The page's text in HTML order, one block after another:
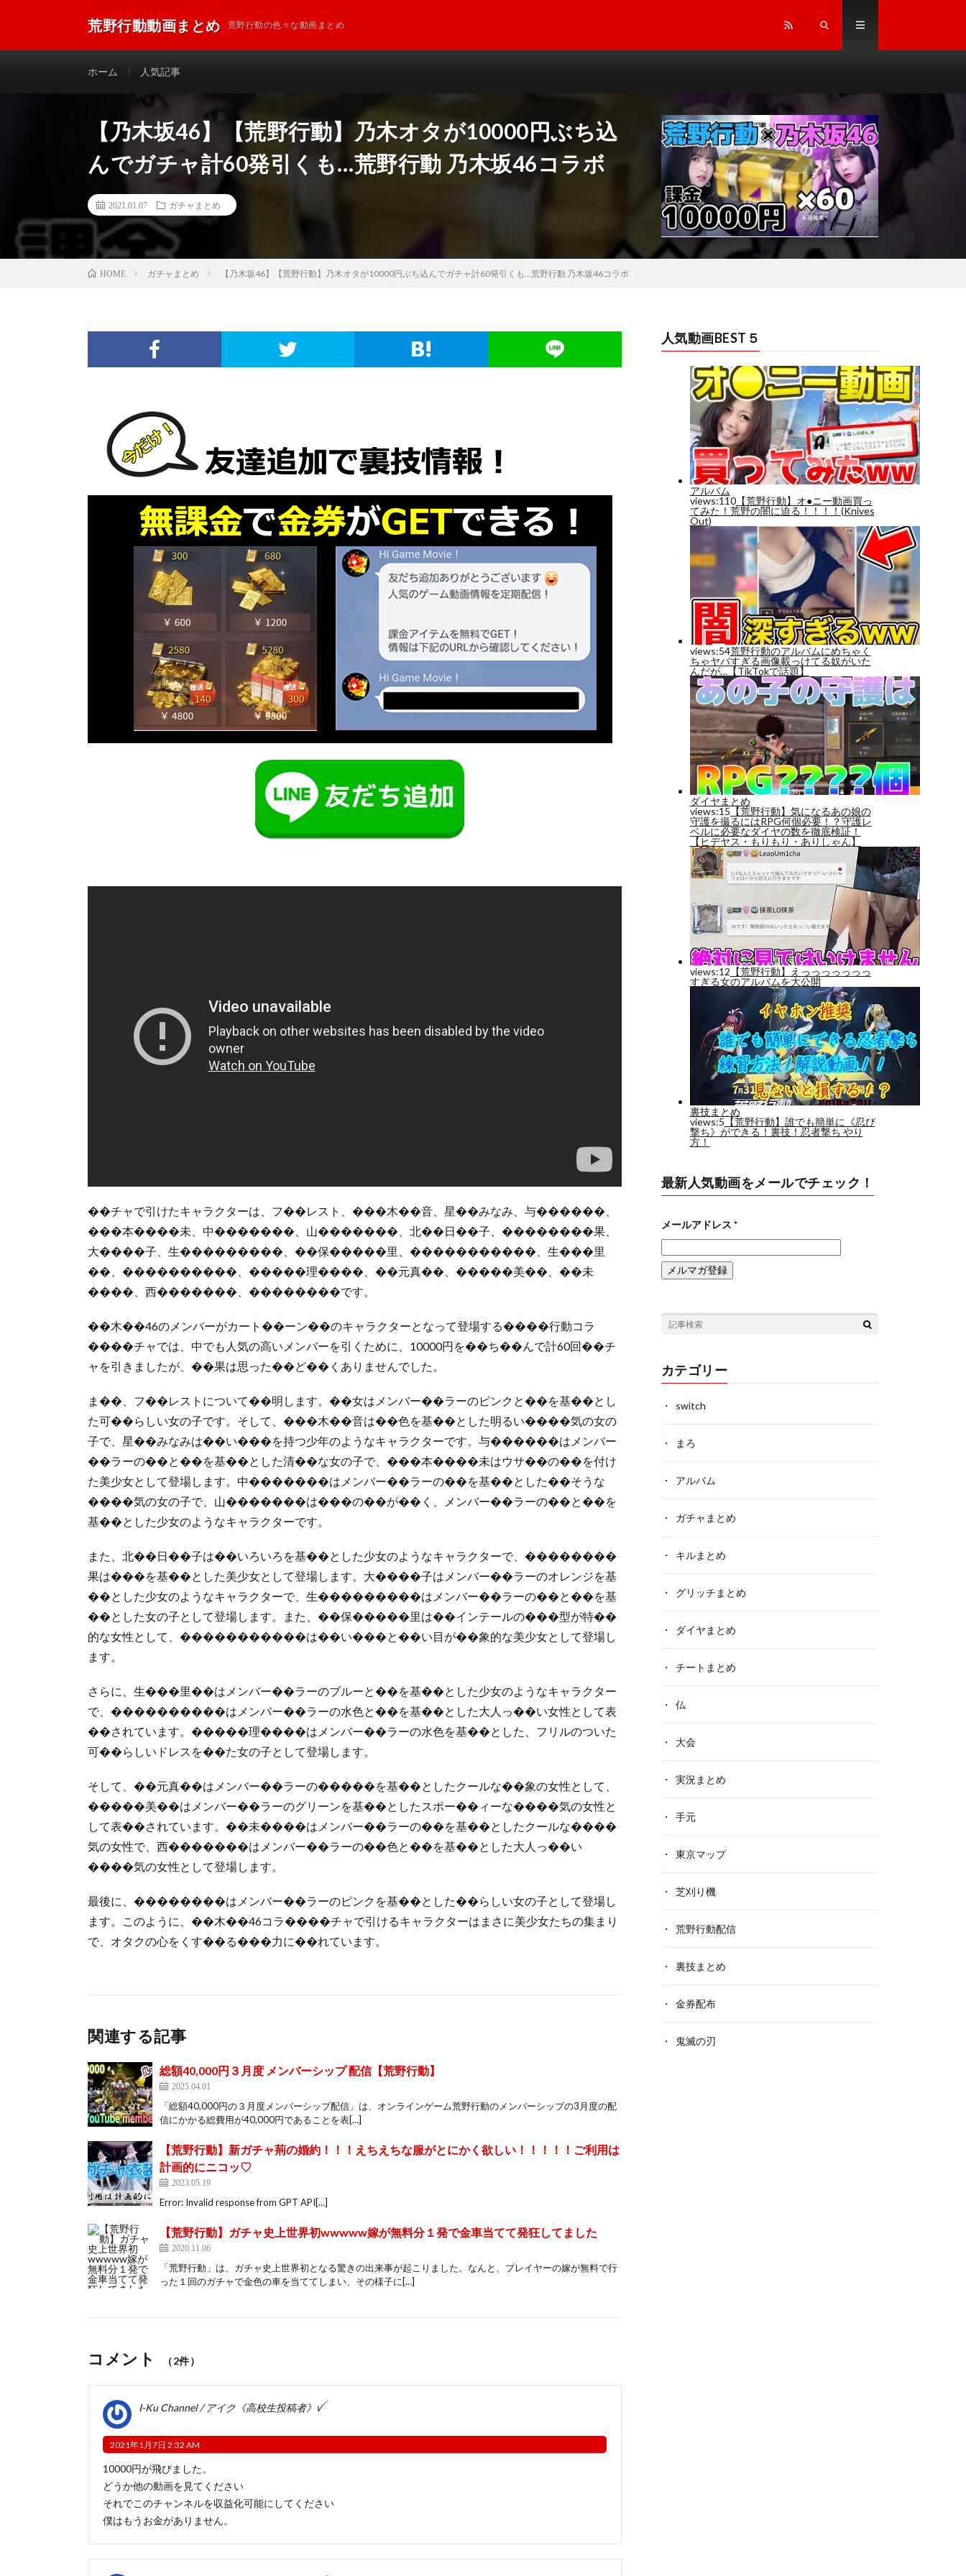
荒野行動動画まとめ 荒野行動の色々な動画まとめ
ホーム 人気記事
【乃木坂46】【荒野行動】乃木オタが10000円ぶち込
んでガチャ計60発引くも…荒野行動 乃木坂46コラボ
2021.01.07 ガチャまとめ
HOME ガチャまとめ 【乃木坂46】【荒野行動】乃木オタが10000円ぶち込んでガチャ計60発引くも…荒野行動 乃木坂46コラボ
��チャで引けたキャラクターは、フ��レスト、���木��音、星��みなみ、与������、
���本����未、中�������、山�������、北��日��子、��������果、
大����子、生���������、��保�����里、�����������、生���里
��、����������、�����理����、��元真��、�����美��、��未
����、西�������、��������です。
��木��46のメンバーがカート��ーン��のキャラクターとなって登場する����行動コラ
����チャでは、中でも人気の高いメンバーを引くために、10000円を��ち��んで計60回��チ
ャを引きましたが、��果は思った��ど��くありませんでした。
ま��、フ��レストについて��明します。��女はメンバー��ラーのピンクと��を基��とし
た可��らしい女の子です。そして、���木��音は��色を基��とした明るい����気の女の
子で、星��みなみは��い���を持つ少年のようなキャラクターです。与������はメンバー
��ラーの��と��を基��とした清��な女の子で、���本����未はウサ��の��を付け
た美少女として登場します。中�������はメンバー��ラーの��を基��とした��そうな
����気の女の子で、山�������は���の��が��く、メンバー��ラーの��と��を
基��とした少女のようなキャラクターです。
また、北��日��子は��いろいろを基��とした少女のようなキャラクターで、��������
果は���を基��とした美少女として登場します。大����子はメンバー��ラーのオレンジを基
��とした少女のようなキャラクターで、生���������はメンバー��ラーの��と��を基
��とした女の子として登場します。また、��保�����里は��インテールの���型が特��
的な女性として、�����������は��い���と��い目が��象的な美少女として登場し
ます。
さらに、生���里��はメンバー��ラーのブルーと��を基��とした少女のようなキャラクター
で、����������はメンバー��ラーの水色と��を基��とした大人っ��い女性として表
��されています。�����理����はメンバー��ラーの水色を基��とした、フリルのついた
可��らしいドレスを��た女の子として登場します。
そして、��元真��はメンバー��ラーの�����を基��としたクールな��象の女性として、
�����美��はメンバー��ラーのグリーンを基��としたスポー��ィーな����気の女性と
して表��されています。��未����はメンバー��ラーの��を基��としたクールな����
気の女性で、西�������はメンバー��ラーの��色と��を基��とした大人っ��い
����気の女性として登場します。
最後に、��������はメンバー��ラーのピンクを基��とした��らしい女の子として登場し
ます。このように、��木��46コラ����チャで引けるキャラクターはまさに美少女たちの集まり
で、オタクの心をくす��る���力に��れています。
関連する記事
総額40,000円３月度 メンバーシップ 配信【荒野行動】
2025.04.01
「総額40,000円の３月度メンバーシップ配信」は、オンラインゲーム荒野行動のメンバーシップの3月度の配
信にかかる総費用が40,000円であることを表[…]
【荒野行動】新ガチャ荊の婚約！！！えちえちな服がとにかく欲しい！！！！！ご利用は
計画的にニコッ♡
2023.05.19
Error: Invalid response from GPT API[…]
【荒野行動】ガチャ史上世界初wwwww嫁が無料分１発で金車当てて発狂してました
2020.11.06
「荒野行動」は、ガチャ史上世界初となる驚きの出来事が起こりました。なんと、プレイヤーの嫁が無料で行
った１回のガチャで金色の車を当ててしまい、その様子に[…]
コメント （2件）
I-Ku Channel / アイク《高校生投稿者》ꪜ
2021年1月7日 2:32 AM
10000円が飛びました。
どうか他の動画を見てください
それでこのチャンネルを収益化可能にしてください
僕はもうお金がありません。
人気動画BEST５
最新人気動画をメールでチェック！
メールアドレス *
カテゴリー
switch
まろ
アルバム
ガチャまとめ
キルまとめ
グリッチまとめ
ダイヤまとめ
チートまとめ
仏
大会
実況まとめ
手元
東京マップ
芝刈り機
荒野行動配信
裏技まとめ
金券配布
鬼滅の刃